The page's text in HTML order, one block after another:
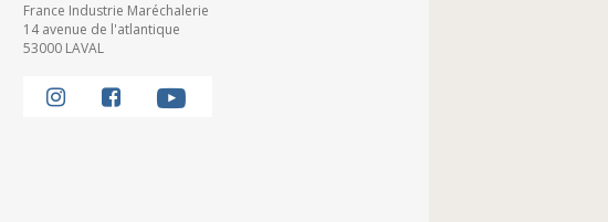
France Industrie Maréchalerie
14 avenue de l'atlantique
53000 LAVAL